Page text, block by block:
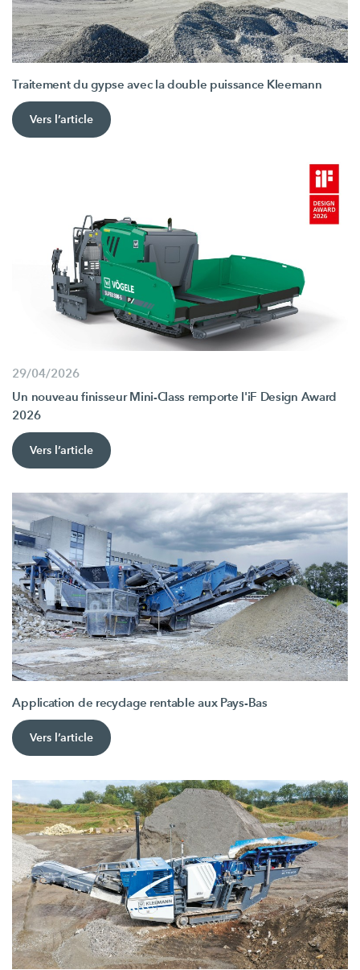
Traitement du gypse avec la double puissance Kleemann
Vers l’article
29/04/2026
Un nouveau finisseur Mini-Class remporte l'iF Design Award
2026
Vers l’article
Application de recyclage rentable aux Pays-Bas
Vers l’article